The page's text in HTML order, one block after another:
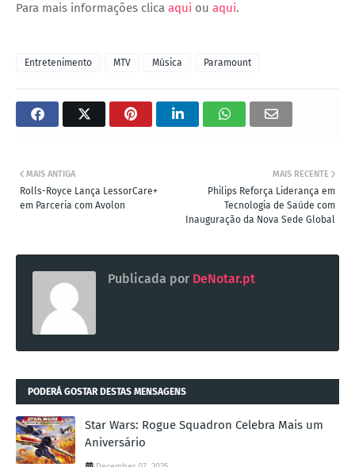
Para mais informações clica aqui ou aqui.
Entretenimento MTV Música Paramount
MAIS RECENTE
Philips Reforça Liderança em
Tecnologia de Saúde com
Inauguração da Nova Sede Global
MAIS ANTIGA
Rolls-Royce Lança LessorCare+
em Parceria com Avolon
Publicada por DeNotar.pt
PODERÁ GOSTAR DESTAS MENSAGENS
Star Wars: Rogue Squadron Celebra Mais um
Aniversário